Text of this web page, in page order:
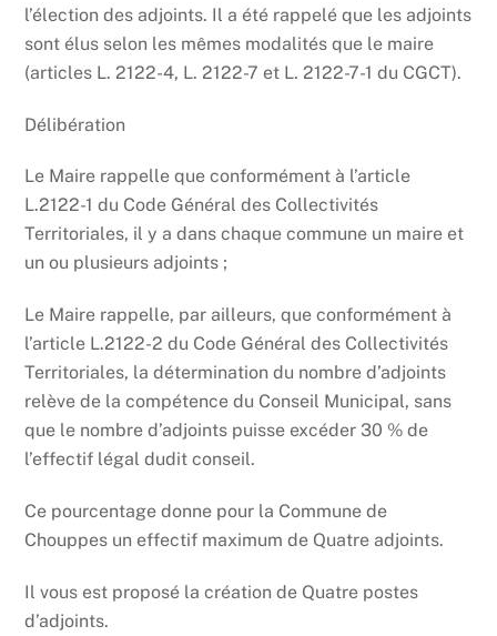
l’élection des adjoints. Il a été rappelé que les adjoints
sont élus selon les mêmes modalités que le maire
(articles L. 2122-4, L. 2122-7 et L. 2122-7-1 du CGCT).
Délibération
Le Maire rappelle que conformément à l’article
L.2122-1 du Code Général des Collectivités
Territoriales, il y a dans chaque commune un maire et
un ou plusieurs adjoints ;
Le Maire rappelle, par ailleurs, que conformément à
l’article L.2122-2 du Code Général des Collectivités
Territoriales, la détermination du nombre d’adjoints
relève de la compétence du Conseil Municipal, sans
que le nombre d’adjoints puisse excéder 30 % de
l’effectif légal dudit conseil.
Ce pourcentage donne pour la Commune de
Chouppes un effectif maximum de Quatre adjoints.
Il vous est proposé la création de Quatre postes
d’adjoints.